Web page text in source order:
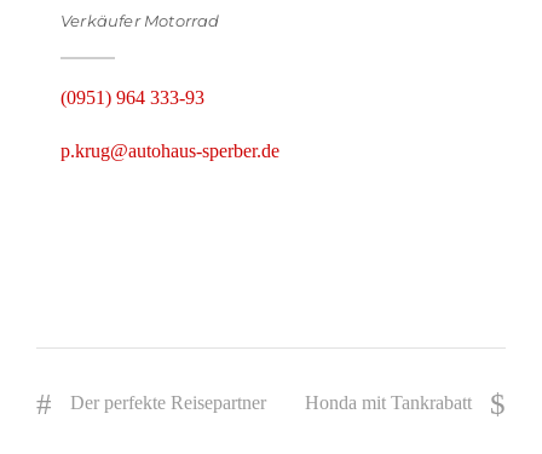
Verkäufer Motorrad
(0951) 964 333-93
p.krug@autohaus-sperber.de
Honda mit Tankrabatt
Der perfekte Reisepartner